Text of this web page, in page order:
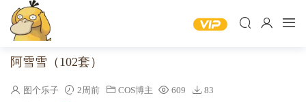
阿雪雪（102套）
图个乐子 2周前 COS博主 609 83